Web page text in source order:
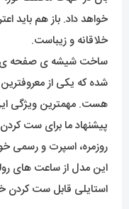
خواهد داد. باز هم باید
خلاقانه و زیباست.
ساخت شیشه ی صفحه ی
شده که یکی از
هست. مهمترین ویژگی
پیشنهاد ما برای ست
روزمره، اسپرت و رسمی
این مدل از ساعت های
استایلی قابل ست کردن